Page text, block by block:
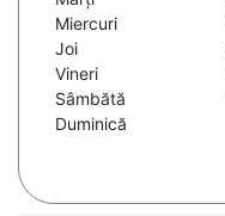
Miercuri
Joi
Vineri
Sâmbătă
Duminică